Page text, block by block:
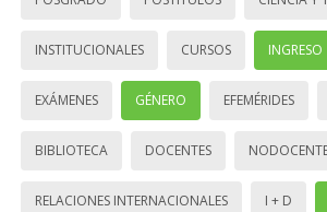
INSTITUCIONALES CURSOS INGRESO
EXÁMENES GÉNERO EFEMÉRIDES
BIBLIOTECA DOCENTES
RELACIONES INTERNACIONALES I + D